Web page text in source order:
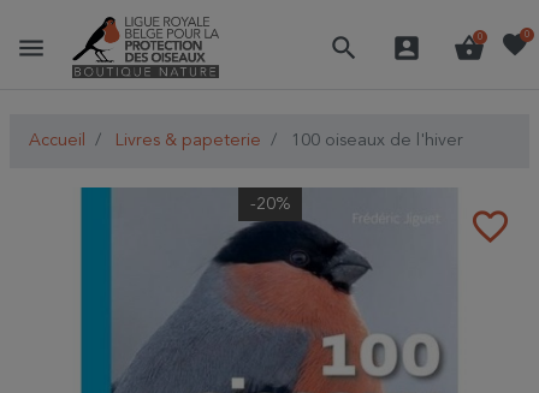
menu search account_box shopping_basket
0 favorite0
Accueil Livres & papeterie 100 oiseaux de l'hiver
favorite_border
-20%